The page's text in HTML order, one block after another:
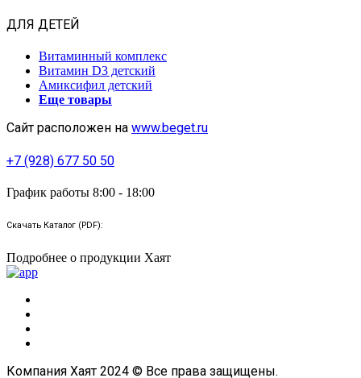
ДЛЯ ДЕТЕЙ
Витаминный комплекс
Витамин D3 детский
Амиксифил детский
Еще товары
Сайт расположен на www.beget.ru
+7 (928) 677 50 50
График работы 8:00 - 18:00
Скачать Каталог (PDF):
Подробнее о продукции Хаят
Компания Хаят 2024 © Все права защищены.